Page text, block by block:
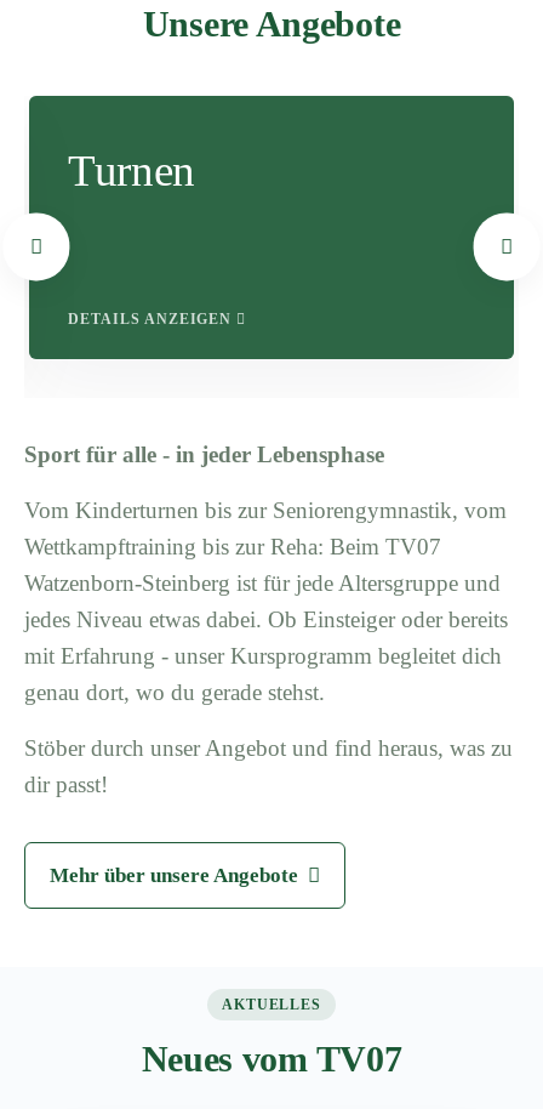
Unsere Angebote
Turnen
DETAILS ANZEIGEN
Sport für alle - in jeder Lebensphase
Vom Kinderturnen bis zur Seniorengymnastik, vom
Wettkampftraining bis zur Reha: Beim TV07
Watzenborn-Steinberg ist für jede Altersgruppe und
jedes Niveau etwas dabei. Ob Einsteiger oder bereits
mit Erfahrung - unser Kursprogramm begleitet dich
genau dort, wo du gerade stehst.
Stöber durch unser Angebot und find heraus, was zu
dir passt!
Mehr über unsere Angebote
AKTUELLES
Neues vom TV07